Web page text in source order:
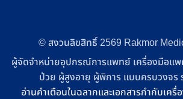
© สงวนลิขสิทธิ์ 2569 Rakmor
ผู้จัดจำหน่ายอุปกรณ์การแพทย์ เครื่องมือแ
ป่วย ผู้สูงอายุ ผู้พิการ แบบครบวงจร
อ่านคำเตือนในฉลากและเอกสารกำกับเค